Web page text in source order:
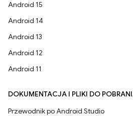
Android 15
Android 14
Android 13
Android 12
Android 11
DOKUMENTACJA I PLIKI DO
Przewodnik po Android Studio